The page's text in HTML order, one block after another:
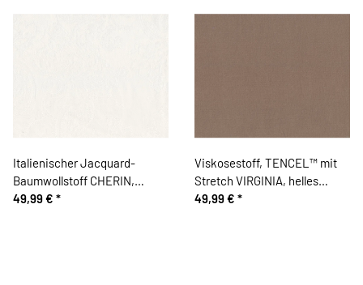
Italienischer Jacquard-
Baumwollstoff CHERIN,
Paisleyblüten, creme
49,99 € *
Viskosestoff, TENCEL™ mit
Stretch VIRGINIA, helles
schlammbraun, Hilco
49,99 € *